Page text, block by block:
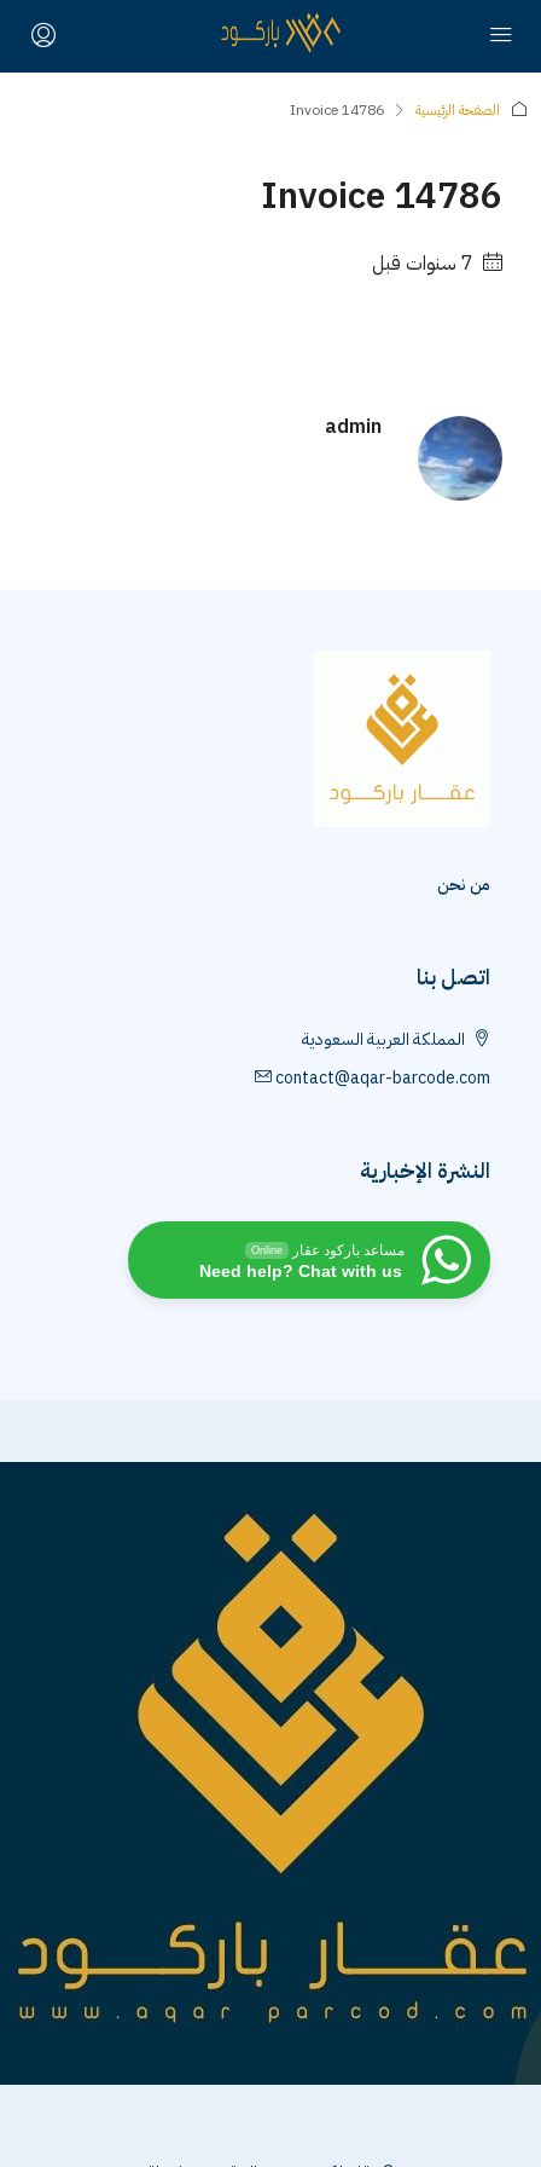
الصفحة الرئيسية Invoice 14786
Invoice 14786
‏7 سنوات قبل
admin
من نحن
اتصل بنا
المملكة العربية السعودية
contact@aqar-barcode.com
النشرة الإخبارية
مساعد باركود عقار Online
Need help? Chat with us